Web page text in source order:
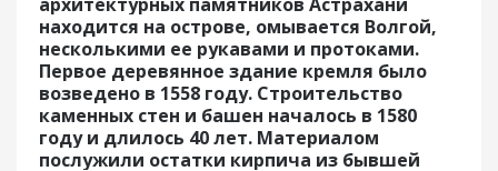
архитектурных памятников Астрахани
находится на острове, омывается Волгой,
несколькими ее рукавами и протоками.
Первое деревянное здание кремля было
возведено в 1558 году. Строительство
каменных стен и башен началось в 1580
году и длилось 40 лет. Материалом
послужили остатки кирпича из бывшей